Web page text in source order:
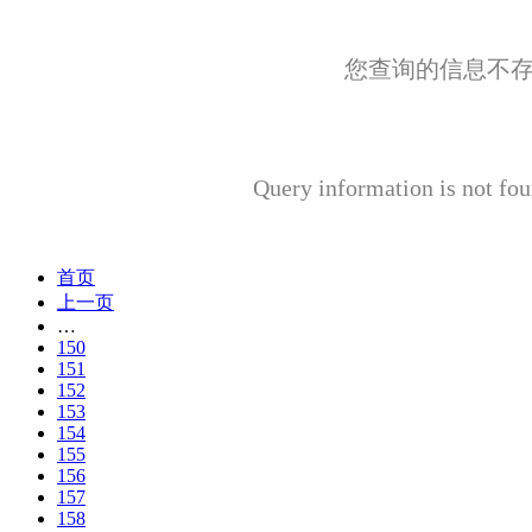
您查询的信息不
Query information is not
首页
上一页
…
150
151
152
153
154
155
156
157
158